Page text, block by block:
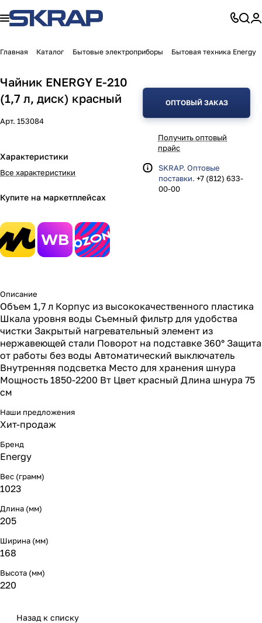
Главная Каталог Бытовые электроприборы Бытовая техника Energy
Чайник ENERGY E-210
(1,7 л, диск) красный
Арт. 153084
Характеристики
Все характеристики
Купите на маркетплейсах
ОПТОВЫЙ ЗАКАЗ
Получить оптовый
прайс
SKRAP. Оптовые
поставки. +7 (812) 633-
00-00
Описание
Объем 1,7 л Корпус из высококачественного пластика
Шкала уровня воды Съемный фильтр для удобства
чистки Закрытый нагревательный элемент из
нержавеющей стали Поворот на подставке 360° Защита
от работы без воды Автоматический выключатель
Внутренняя подсветка Место для хранения шнура
Мощность 1850-2200 Вт Цвет красный Длина шнура 75
см
Наши предложения
Хит-продаж
Бренд
Energy
Вес (грамм)
1023
Длина (мм)
205
Ширина (мм)
168
Высота (мм)
220
Назад к списку